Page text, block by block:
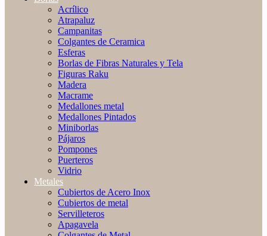
Acrílico
Atrapaluz
Campanitas
Colgantes de Ceramica
Esferas
Borlas de Fibras Naturales y Tela
Figuras Raku
Madera
Macrame
Medallones metal
Medallones Pintados
Miniborlas
Pájaros
Pompones
Puerteros
Vidrio
Metales
Cubiertos de Acero Inox
Cubiertos de metal
Servilleteros
Apagavela